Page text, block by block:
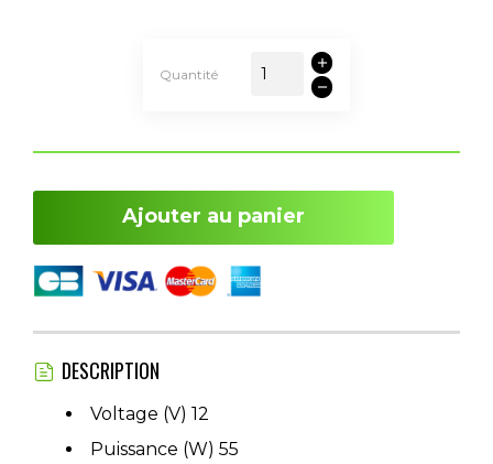
Quantité
Ajouter au panier
DESCRIPTION
Voltage (V) 12
Puissance (W) 55